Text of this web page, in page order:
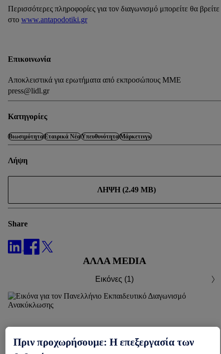
Περισσότερες πληροφορίες για τον διαγωνισμό μπορείτε θα βρείτε
στο www.antapodotiki.gr
Επικοινωνία
Αποκλειστικά για ερωτήματα από εκπροσώπους ΜΜΕ
press@lidl.gr
Κατηγορίες
ΒιωσιμότηταΕταιρικά ΝέαΥπευθυνότηταΜάρκετινγκ
Λήψη
ΛΉΨΗ (2.49 MB)
Share
ΆΛΛΑ MEDIA
Εικόνες (1)
Πριν προχωρήσουμε: Η επεξεργασία των